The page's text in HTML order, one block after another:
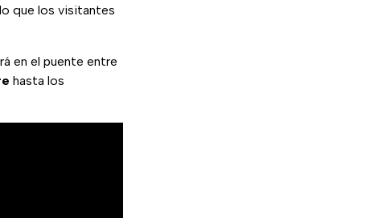
que los visitantes
en el puente entre
hasta los